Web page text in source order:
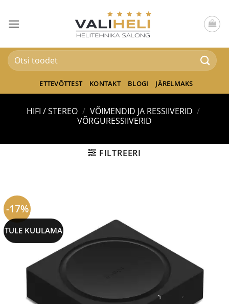
content
Otsi:
ETTEVÕTTEST KONTAKT BLOGI JÄRELMAKS
HIFI / STEREO / VÕIMENDID JA RESSIIVERID /
VÕRGURESSIIVERID
FILTREERI
-17%
TULE KUULAMA